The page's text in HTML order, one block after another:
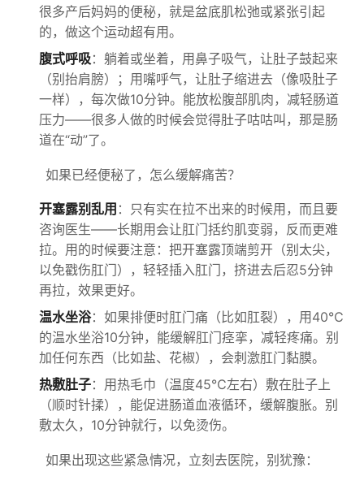
很多产后妈妈的便秘，就是盆底肌松弛或紧张引起
的，做这个运动超有用。
腹式呼吸：躺着或坐着，用鼻子吸气，让肚子鼓起来
（别抬肩膀）；用嘴呼气，让肚子缩进去（像吸肚子
一样），每次做10分钟。能放松腹部肌肉，减轻肠道
压力——很多人做的时候会觉得肚子咕咕叫，那是肠
道在“动”了。
如果已经便秘了，怎么缓解痛苦？
开塞露别乱⽤ ：只有实在拉不出来的时候用，而且要
咨询医生——长期用会让肛门括约肌变弱，反而更难
拉。用的时候要注意：把开塞露顶端剪开（别太尖，
以免戳伤肛门），轻轻插入肛门，挤进去后忍5分钟
再拉，效果更好。
温水坐浴：如果排便时肛门痛（比如肛裂），用40℃
的温水坐浴10分钟，能缓解肛门痉挛，减轻疼痛。别
加任何东西（比如盐、花椒），会刺激肛门黏膜。
热敷肚子：用热毛巾（温度45℃左右）敷在肚子上
（顺时针揉），能促进肠道血液循环，缓解腹胀。别
敷太久，10分钟就行，以免烫伤。
如果出现这些紧急情况，立刻去医院，别犹豫：